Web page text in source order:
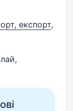
експорт,
,